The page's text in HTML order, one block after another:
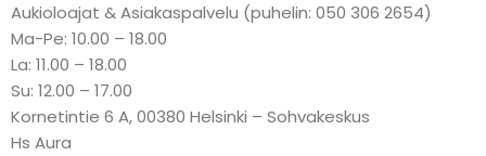
Aukioloajat & Asiakaspalvelu (puhelin: 050 306 2654)
Ma-Pe: 10.00 – 18.00
La: 11.00 – 18.00
Su: 12.00 – 17.00
Kornetintie 6 A, 00380 Helsinki – Sohvakeskus
Hs Aura